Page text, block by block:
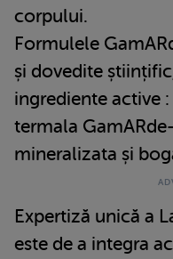
corpului.
Formulele
și dovedite
ingrediente active
termala
mineralizata și
Expertiză unică a
este de a integra